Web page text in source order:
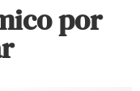
por